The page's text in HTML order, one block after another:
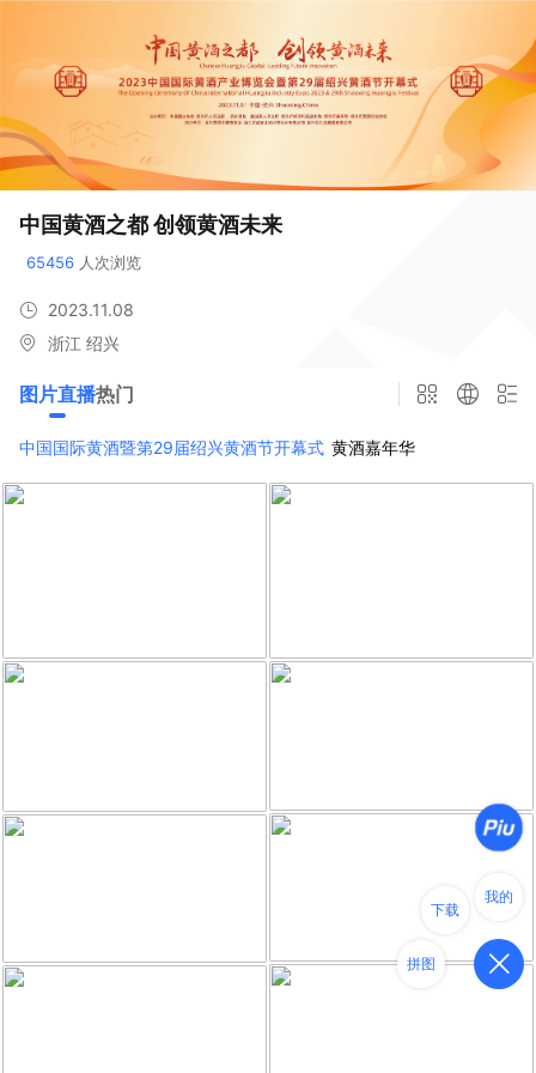
中国黄酒之都 创领黄酒未来
65456 人次浏览
2023.11.08
浙江 绍兴
图片直播热门
中国国际黄酒暨第29届绍兴黄酒节开幕式 黄酒嘉年华
我的
下载
拼图